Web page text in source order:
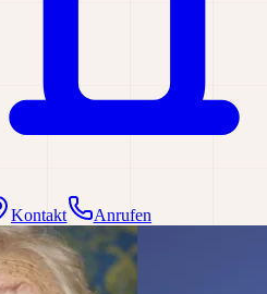
Kontakt Anrufen